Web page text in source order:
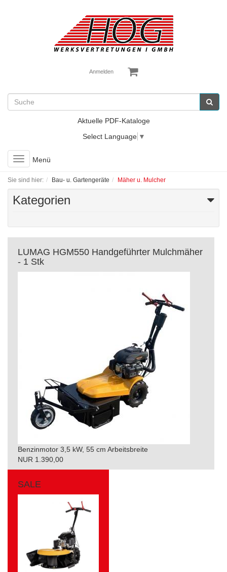
Anmelden
Aktuelle PDF-Kataloge
Select Language ▼
Toggle
navigation
Menü
Sie sind hier: Bau- u. Gartengeräte Mäher u. Mulcher
Kategorien
LUMAG HGM550 Handgeführter Mulchmäher
- 1 Stk
Benzinmotor 3,5 kW, 55 cm Arbeitsbreite
NUR 1.390,00
SALE